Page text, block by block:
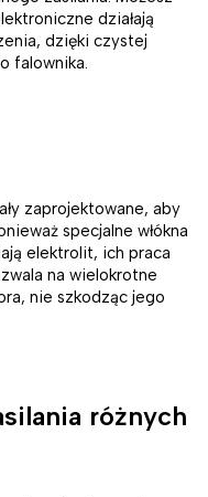
działają
dzięki czystej
falownika.
zaprojektowane, aby
specjalne włókna
elektrolit, ich praca
na wielokrotne
nie szkodząc jego
różnych